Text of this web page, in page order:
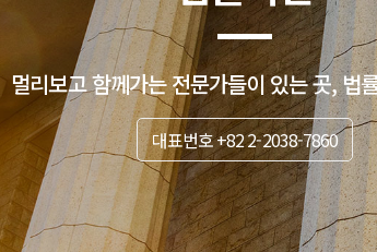
멀리보고 함께가는 전문가들이 있는 곳, 법
대표번호 +82 2-2038-7860